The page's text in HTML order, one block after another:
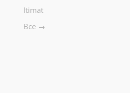
Itimat
Все →